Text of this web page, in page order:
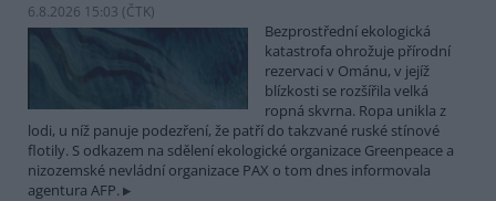
6.8.2026 15:03 (ČTK)
Bezprostřední ekologická
katastrofa ohrožuje přírodní
rezervaci v Ománu, v jejíž
blízkosti se rozšířila velká
ropná skvrna. Ropa unikla z
lodi, u níž panuje podezření, že patří do takzvané ruské stínové
flotily. S odkazem na sdělení ekologické organizace Greenpeace a
nizozemské nevládní organizace PAX o tom dnes informovala
agentura AFP.